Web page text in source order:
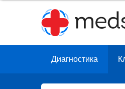
Диагностика